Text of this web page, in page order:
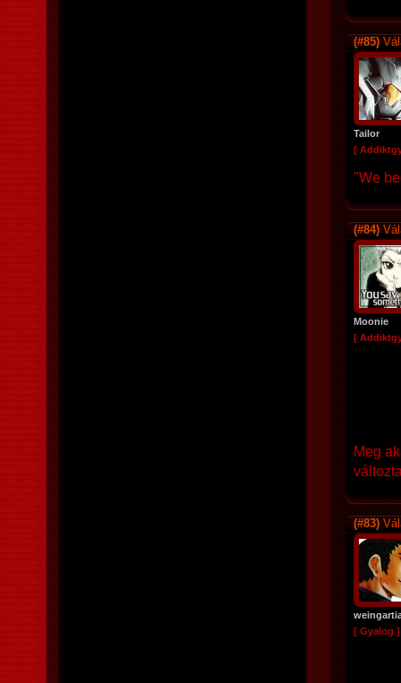
(#85)
Tailor
[
"We
(#84)
Moonie
[
Meg
(#83)
[ Gyalog ]